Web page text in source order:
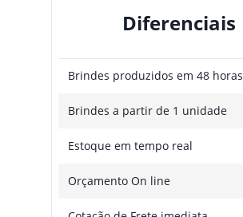
Diferenciais
Brindes produzidos em 48 horas
Brindes a partir de 1 unidade
Estoque em tempo real
Orçamento On line